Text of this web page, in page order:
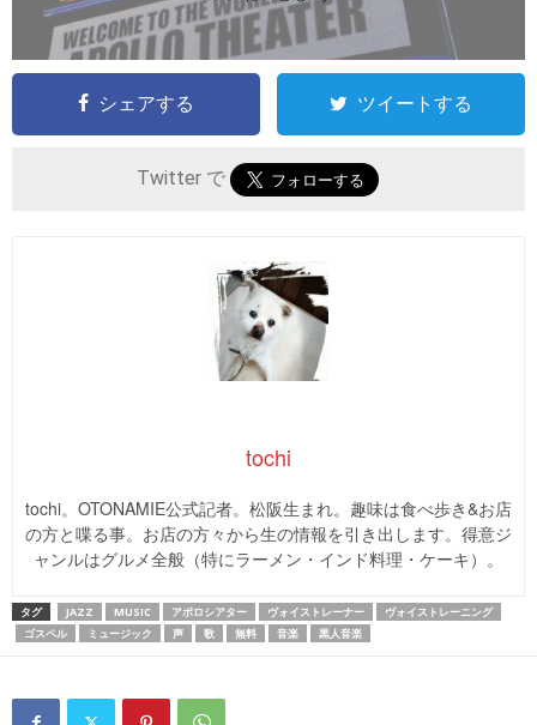
シェアする ツイートする
Twitter で
tochi
tochi。OTONAMIE公式記者。松阪生まれ。趣味は食べ歩き&お店
の方と喋る事。お店の方々から生の情報を引き出します。得意ジ
ャンルはグルメ全般（特にラーメン・インド料理・ケーキ）。
タグ JAZZ MUSIC アポロシアター ヴォイストレーナー
ヴォイストレーニング
ゴスペル
ミュージック 声 歌 無料 音楽 黒人音楽